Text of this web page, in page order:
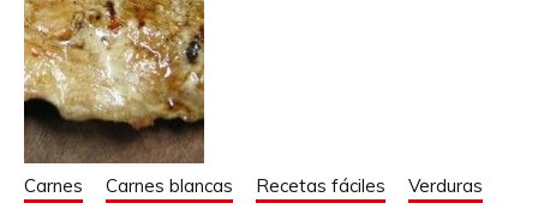
Carnes Carnes blancas Recetas fáciles Verduras